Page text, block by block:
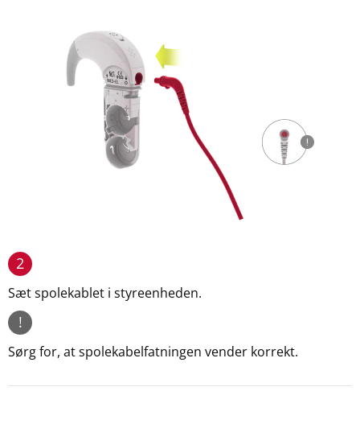
2
Sæt spolekablet i styreenheden.
!
Sørg for, at spolekabelfatningen vender korrekt.